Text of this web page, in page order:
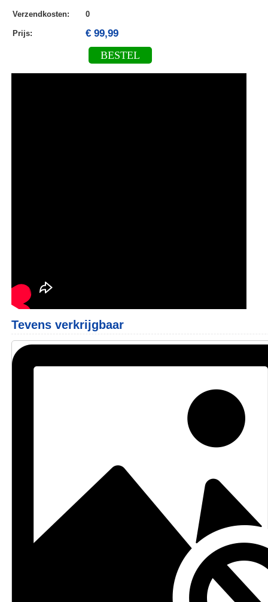
Verzendkosten: 0
Prijs: € 99,99
BESTEL
Tevens verkrijgbaar